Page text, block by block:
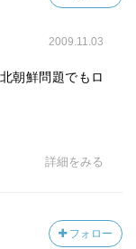
2009.11.03
朝鮮問題でもロ
詳細をみる
フォロー